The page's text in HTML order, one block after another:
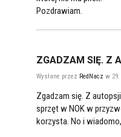
Pozdrawiam.
ZGADZAM SIĘ. Z
Wysłane przez RedNacz w 29.
Zgadzam się. Z
sprzęt w NOK w
korzysta. No i